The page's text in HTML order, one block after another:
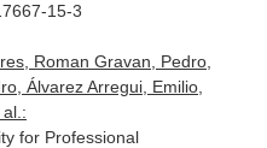
15-3
Roman Gravan, Pedro,
Álvarez Arregui, Emilio,
for Professional